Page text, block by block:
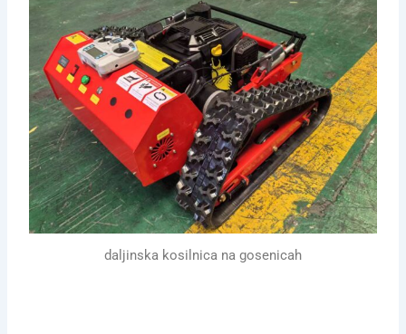
daljinska kosilnica na gosenicah